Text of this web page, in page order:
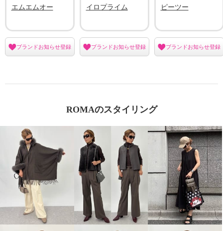
エムエムオー
ブランドお知らせ登録
イロプライム
ブランドお知らせ登録
ピーツー
ブランドお知らせ登録
ROMAのスタイリング